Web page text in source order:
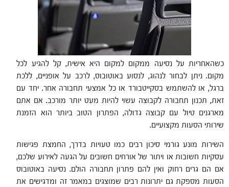
כשהאחריות על נסיעה ממקום למקום היא אישית, קל להגיע לכל
מקום. ניתן לבחור לנהוג, לנסוע באוטובוס, לרכב על אופניים, ללכת
ברגל, או להשתמש בסקייטבורד או כל אמצעי תחבורה אחר. יחד עם
זאת, תכנון תחבורה לקבוצה עשוי להיות מעט יותר מורכב. אם אתם
מארגנים טיול עם קבוצה גדולה, הפתרון הטוב ביותר הוא הזמנת
שירותי הסעות מקצועיים.
השירות מונע גורמי סיכון רבים כמו טעויות בדרך, החמצת פגישות
עסקיות חשובות או ויתור של אורחים חשובים על הגעה לאירוע שלכם,
אם הם גרים רחוק ואין להם פתרון תחבורה הולם. נסיעה באוטובוס
הסעות מספקת גם יתרונות רבים שמוצגים במאמר זה ומדגישים את